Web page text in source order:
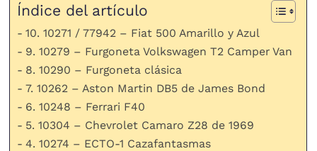
Índice del artículo
10. 10271 / 77942 – Fiat 500 Amarillo y Azul
9. 10279 – Furgoneta Volkswagen T2 Camper Van
8. 10290 – Furgoneta clásica
7. 10262 – Aston Martin DB5 de James Bond
6. 10248 – Ferrari F40
5. 10304 – Chevrolet Camaro Z28 de 1969
4. 10274 – ECTO-1 Cazafantasmas